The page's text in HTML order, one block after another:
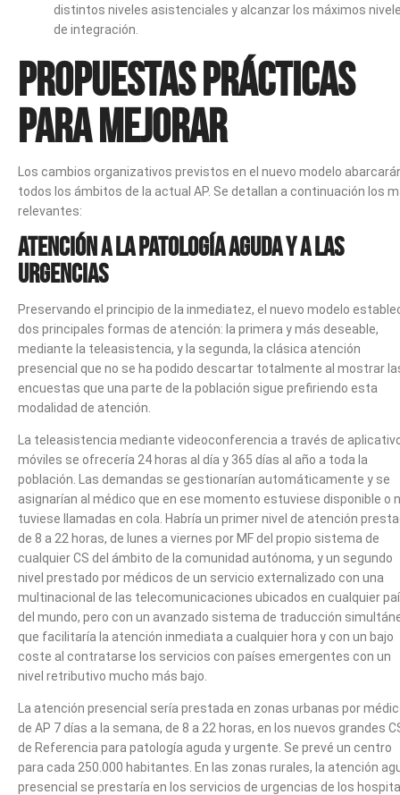
distintos niveles asistenciales y alcanzar los máximos
de integración.
Propuestas prácticas
para mejorar
Los cambios organizativos previstos en el nuevo modelo
todos los ámbitos de la actual AP. Se detallan a continuación los
relevantes:
Atención a la patología aguda y a las
urgencias
Preservando el principio de la inmediatez, el nuevo modelo
dos principales formas de atención: la primera y más deseable,
mediante la teleasistencia, y la segunda, la clásica atención
presencial que no se ha podido descartar totalmente al mostrar
encuestas que una parte de la población sigue prefiriendo esta
modalidad de atención.
La teleasistencia mediante videoconferencia a través de
móviles se ofrecería 24 horas al día y 365 días al año a toda la
población. Las demandas se gestionarían automáticamente y se
asignarían al médico que en ese momento estuviese disponible o
tuviese llamadas en cola. Habría un primer nivel de atención
de 8 a 22 horas, de lunes a viernes por MF del propio sistema de
cualquier CS del ámbito de la comunidad autónoma, y un segundo
nivel prestado por médicos de un servicio externalizado con una
multinacional de las telecomunicaciones ubicados en cualquier
del mundo, pero con un avanzado sistema de traducción
que facilitaría la atención inmediata a cualquier hora y con un bajo
coste al contratarse los servicios con países emergentes con un
nivel retributivo mucho más bajo.
La atención presencial sería prestada en zonas urbanas por
de AP 7 días a la semana, de 8 a 22 horas, en los nuevos grandes
de Referencia para patología aguda y urgente. Se prevé un centro
para cada 250.000 habitantes. En las zonas rurales, la atención
presencial se prestaría en los servicios de urgencias de los